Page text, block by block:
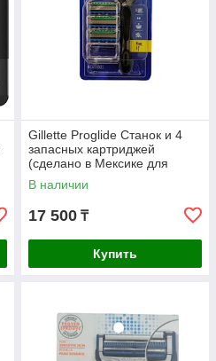
Gillette Proglide Станок и 4
запасных картриджей
(сделано в Мексике для
рынка США)
В наличии
17 500 ₸
Купить